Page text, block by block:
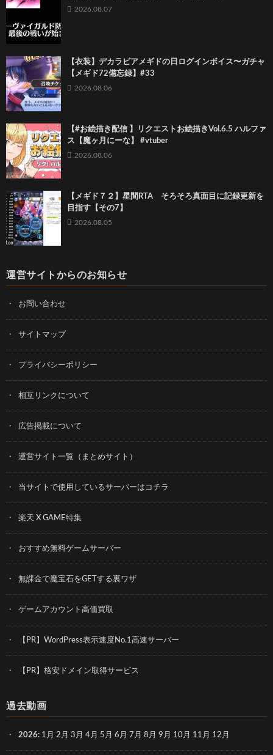
2026.08.07
【衣装】デカラビアメギドの日ログインボイス〜ガチャ
【メギド72備忘録】#33
2026.08.06
【#お絵描き配信 】リクエストお絵描きVol.6.5 ハルファ
ス【魔ヶ月にーな】 #vtuber
2026.08.06
【メギド７２】星間RTA そろそろ真面目に記録更新を
目指す【その7】
2026.08.05
運営サイトからのお知らせ
お問い合わせ
サイトマップ
プライバシーポリシー
相互リンクについて
広告掲載について
運営サイト一覧（まとめサイト）
当サイトで使用しているサーバーはコチラ
楽天 X GAME特集
おすすめ無料ゲームサーバー
無課金で魔宝石をGETする裏ワザ
ゲームアカウント高価買取
【PR】WordPress表示速度No.1高速サーバー
【PR】格安ドメイン取得サービス
過去動画
2026: 1月 2月 3月 4月 5月 6月 7月 8月 9月 10月 11月 12月